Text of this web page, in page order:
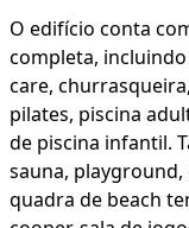
O edifício conta
completa,
care,
pilates, piscina
de piscina infantil.
sauna,
quadra de beach